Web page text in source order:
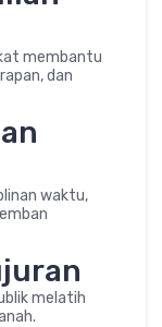
membantu
dan
waktu,
melatih